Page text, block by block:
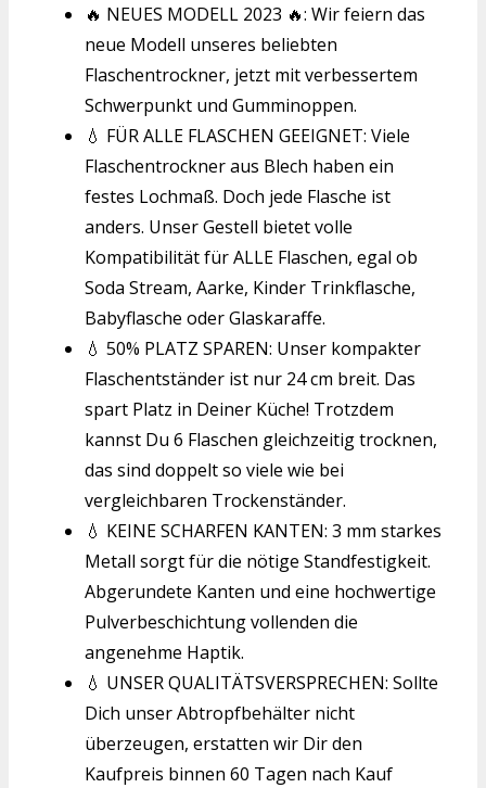
🔥 NEUES MODELL 2023 🔥: Wir feiern das
neue Modell unseres beliebten
Flaschentrockner, jetzt mit verbessertem
Schwerpunkt und Gumminoppen.
💧 FÜR ALLE FLASCHEN GEEIGNET: Viele
Flaschentrockner aus Blech haben ein
festes Lochmaß. Doch jede Flasche ist
anders. Unser Gestell bietet volle
Kompatibilität für ALLE Flaschen, egal ob
Soda Stream, Aarke, Kinder Trinkflasche,
Babyflasche oder Glaskaraffe.
💧 50% PLATZ SPAREN: Unser kompakter
Flaschentständer ist nur 24 cm breit. Das
spart Platz in Deiner Küche! Trotzdem
kannst Du 6 Flaschen gleichzeitig trocknen,
das sind doppelt so viele wie bei
vergleichbaren Trockenständer.
💧 KEINE SCHARFEN KANTEN: 3 mm starkes
Metall sorgt für die nötige Standfestigkeit.
Abgerundete Kanten und eine hochwertige
Pulverbeschichtung vollenden die
angenehme Haptik.
💧 UNSER QUALITÄTSVERSPRECHEN: Sollte
Dich unser Abtropfbehälter nicht
überzeugen, erstatten wir Dir den
Kaufpreis binnen 60 Tagen nach Kauf